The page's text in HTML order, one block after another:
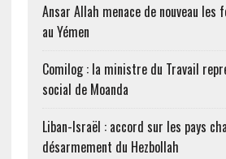
Ansar Allah menace de nouveau les
au Yémen
Comilog : la ministre du Travail
social de Moanda
Liban-Israël : accord sur les pays
désarmement du Hezbollah